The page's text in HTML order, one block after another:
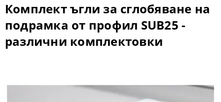
Комплект ъгли за сглобяване на
подрамка от профил SUB25 -
различни комплектовки